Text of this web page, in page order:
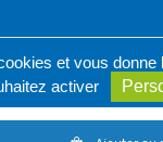
réservés - Créé par
de l'inox pour la
Bloc Opératoire
et vous donne
activer